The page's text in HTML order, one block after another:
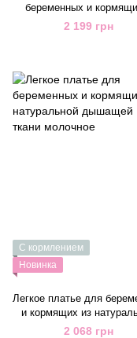
беременных и
черным принтом длины
2 199 грн
С кормлением
Новинка
Легкое платье для
и кормящих из
дышащей ткани
2 068 грн